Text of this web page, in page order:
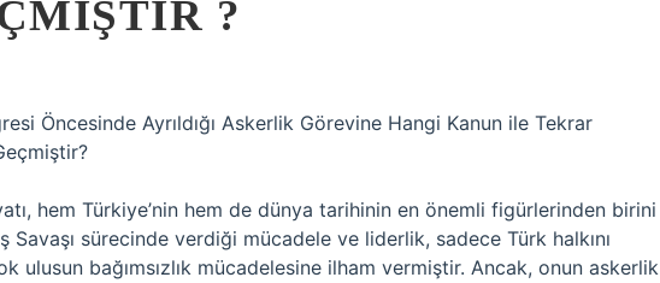
?
Öncesinde Ayrıldığı Askerlik Görevine Hangi Kanun ile Tekrar
hem Türkiye’nin hem de dünya tarihinin en önemli figürlerinden birini
sürecinde verdiği mücadele ve liderlik, sadece Türk halkını
ulusun bağımsızlık mücadelesine ilham vermiştir. Ancak, onun askerlik